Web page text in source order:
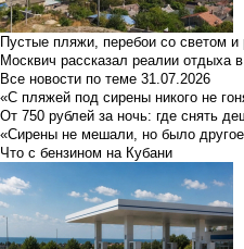
Пустые пляжи, перебои со светом
Москвич рассказал реалии отдыха
Все новости по теме 31.07.2026
«С пляжей под сирены никого не
От 750 рублей за ночь: где снять
«Сирены не мешали, но было
Что с бензином на Кубани